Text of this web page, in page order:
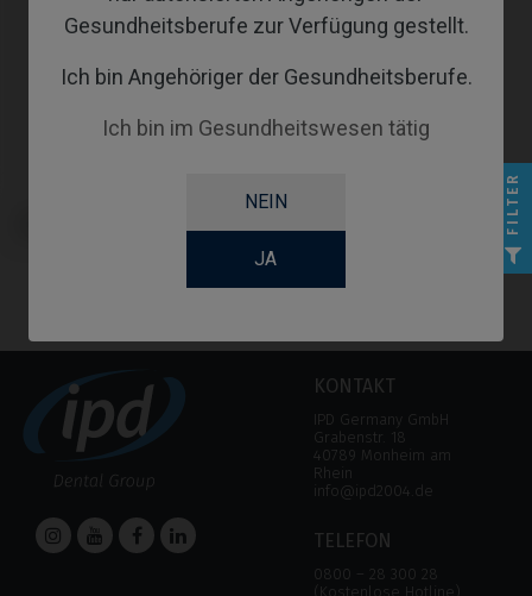
Gesundheitsberufe zur Verfügung gestellt.
Ich bin Angehöriger der Gesundheitsberufe.
Ich bin im Gesundheitswesen tätig
NEIN
JA
Biomet® 3i® Osseotite Certain®
KONTAKT
IPD Germany GmbH
Grabenstr. 18
40789 Monheim am
Rhein
info@ipd2004.de
TELEFON
0800 – 28 300 28
(Kostenlose Hotline)
FILTER